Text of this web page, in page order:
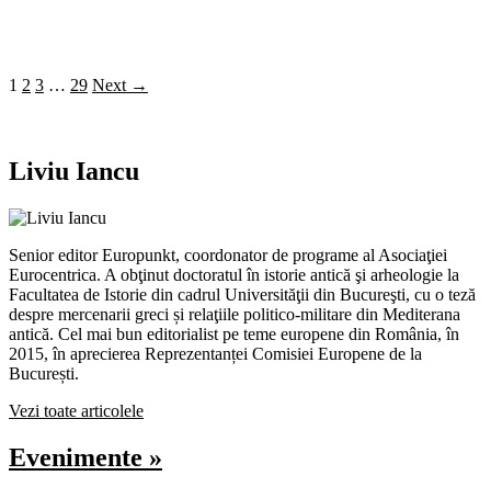
1 2 3 … 29 Next →
Liviu Iancu
Senior editor Europunkt, coordonator de programe al Asociaţiei
Eurocentrica. A obţinut doctoratul în istorie antică şi arheologie la
Facultatea de Istorie din cadrul Universităţii din Bucureşti, cu o teză
despre mercenarii greci și relaţiile politico-militare din Mediterana
antică. Cel mai bun editorialist pe teme europene din România, în
2015, în aprecierea Reprezentanței Comisiei Europene de la
București.
Vezi toate articolele
Evenimente »